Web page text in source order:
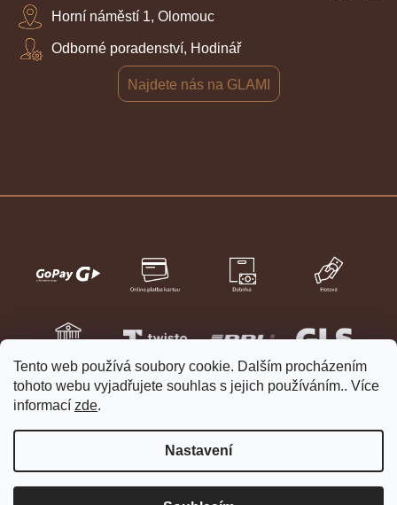
Tento web používá soubory cookie. Dalším procházením
tohoto webu vyjadřujete souhlas s jejich používáním.. Více
informací zde.
Nastavení
Horní náměstí 1, Olomouc
Odborné poradenství, Hodinář
Najdete nás na GLAMI
Vytvořil Shoptet